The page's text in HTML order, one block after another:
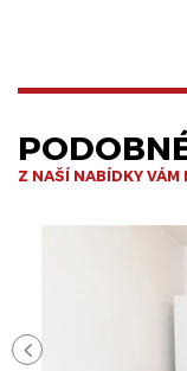
Z NAŠÍ NABÍDKY VÁM